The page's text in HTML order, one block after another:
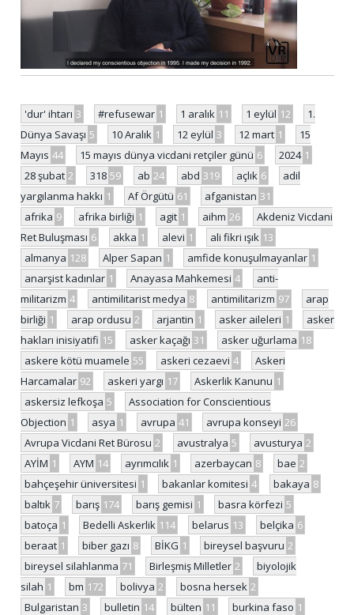
'dur' ihtarı 3 #refusewar 1 1 aralık 11 1 eylül 12
1.
Dünya Savaşı 5 10 Aralık 1 12 eylül 3 12 mart 1
15
Mayıs 44 15 mayıs dünya vicdani retçiler günü 6 2024 1
28 şubat 2 318 59 ab 24 abd 319 açlık 6
adil
yargılanma hakkı 1 Af Örgütü 61 afganistan 31
afrika 9 afrika birliği 1 agit 1 aihm 26
Akdeniz Vicdani
Ret Buluşması 6 akka 1 alevi 1 ali fikri ışık 13
almanya 128 Alper Sapan 1 amfide konuşulmayanlar 1
anarşist kadınlar 1 Anayasa Mahkemesi 4
anti-
militarizm 4 antimilitarist medya 8 antimilitarizm 97
arap
birliği 1 arap ordusu 2 arjantin 1 asker aileleri 1
asker
hakları inisiyatifi 15 asker kaçağı 31 asker uğurlama 18
askere kötü muamele 55 askeri cezaevi 4
Askeri
Harcamalar 92 askeri yargı 17 Askerlik Kanunu 1
askersiz lefkoşa 5
Association for Conscientious
Objection 1 asya 1 avrupa 41 avrupa konseyi 26
Avrupa Vicdani Ret Bürosu 2 avustralya 5 avusturya 2
AYİM 1 AYM 14 ayrımcılık 1 azerbaycan 8 bae 2
bahçeşehir üniversitesi 1 bakanlar komitesi 4 bakaya 8
baltık 7 barış 174 barış gemisi 1 basra körfezi 5
batoça 1 Bedelli Askerlik 114 belarus 13 belçika 6
beraat 1 biber gazı 8 BİKG 1 bireysel başvuru 2
bireysel silahlanma 71 Birleşmiş Milletler 2
biyolojik
silah 1 bm 172 bolivya 2 bosna hersek 2
Bulgaristan 3 bulletin 14 bülten 11 burkina faso 1